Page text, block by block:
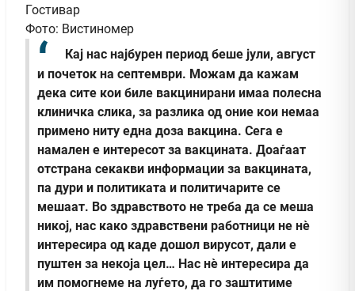
Гостивар
Фото: Вистиномер
Кај нас најбурен период беше јули, август
и почеток на септември. Можам да кажам
дека сите кои биле вакцинирани имаа полесна
клиничка слика, за разлика од оние кои немаа
примено ниту една доза вакцина. Сега е
намален е интересот за вакцината. Доаѓаат
отстрана секакви информации за вакцината,
па дури и политиката и политичарите се
мешаат. Во здравството не треба да се меша
никој, нас како здравствени работници не нè
интересира од каде дошол вирусот, дали е
пуштен за некоја цел… Нас нè интересира да
им помогнеме на луѓето, да го заштитиме